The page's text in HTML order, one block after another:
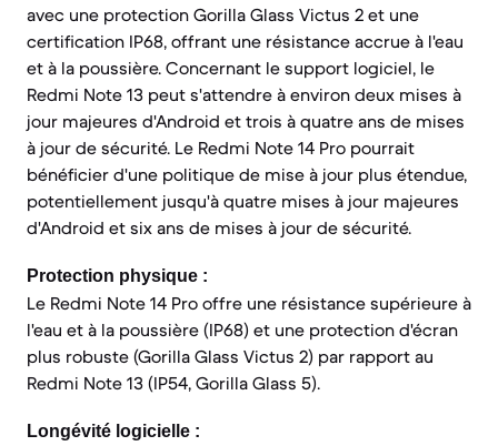
avec une protection Gorilla Glass Victus 2 et une
certification IP68, offrant une résistance accrue à l'eau
et à la poussière. Concernant le support logiciel, le
Redmi Note 13 peut s'attendre à environ deux mises à
jour majeures d'Android et trois à quatre ans de mises
à jour de sécurité. Le Redmi Note 14 Pro pourrait
bénéficier d'une politique de mise à jour plus étendue,
potentiellement jusqu'à quatre mises à jour majeures
d'Android et six ans de mises à jour de sécurité.
Protection physique :
Le Redmi Note 14 Pro offre une résistance supérieure à
l'eau et à la poussière (IP68) et une protection d'écran
plus robuste (Gorilla Glass Victus 2) par rapport au
Redmi Note 13 (IP54, Gorilla Glass 5).
Longévité logicielle :